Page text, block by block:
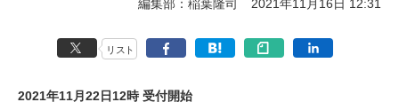
編集部：稲葉隆司 2021年11月16日 12:31
リスト
2021年11月22日12時 受付開始